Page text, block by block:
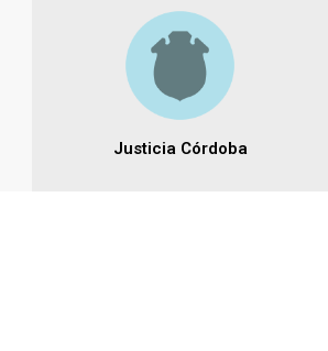
Justicia Córdoba